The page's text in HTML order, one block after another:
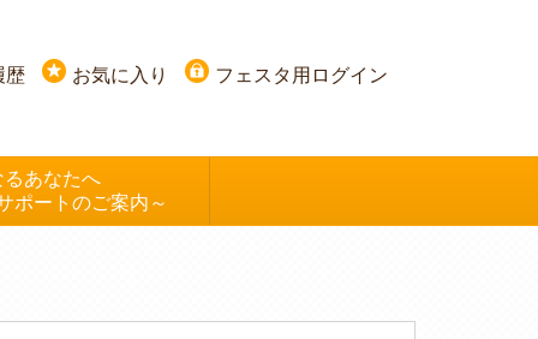
歴 お気に入り フェスタ用ログイン
あなたへ
ポートのご案内～